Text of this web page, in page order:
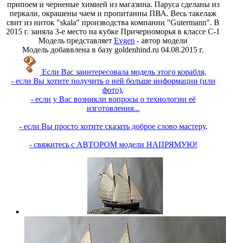
припоем и черненые химией из магазина. Паруса сделаны из
перкали, окрашены чаем и пропитанны ПВА. Весь такелаж
свит из ниток "skala" производства компании "Gutermann". В
2015 г. заняла 3-е место на кубке Причерноморья в классе С-1
Модель представляет Evgen - автор модели
Модель добаввлена в базу goldenhind.ru 04.08.2015 г.
Если Вас заинтересовала модель этого корабля,
- если Вы хотите получить о ней больше информации (или
фото),
- если у Вас возникли вопросы о технологии её
изготовления...
- если Вы просто хотите сказать доброе слово мастеру,
- свяжитесь с АВТОРОМ модели НАПРЯМУЮ!